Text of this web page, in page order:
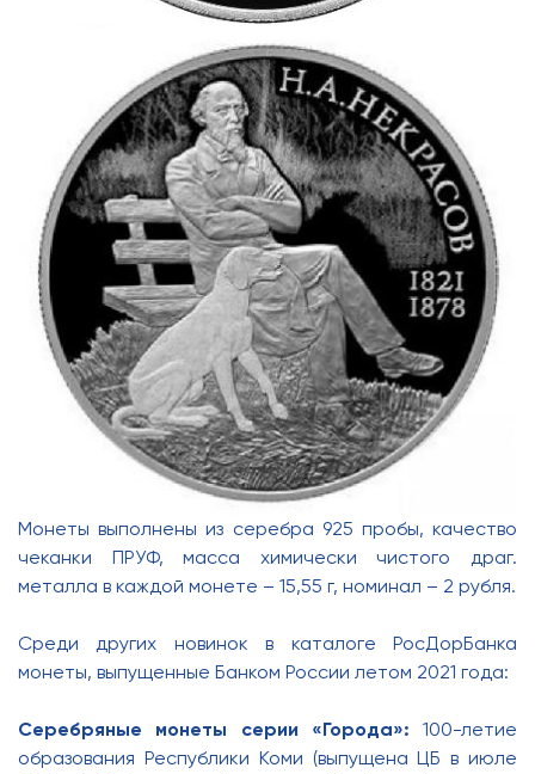
Монеты выполнены из серебра 925 пробы, качество
чеканки ПРУФ, масса химически чистого драг.
металла в каждой монете – 15,55 г, номинал – 2 рубля.
Среди других новинок в каталоге РосДорБанка
монеты, выпущенные Банком России летом 2021 года:
Серебряные монеты серии «Города»: 100-летие
образования Республики Коми (выпущена ЦБ в июле